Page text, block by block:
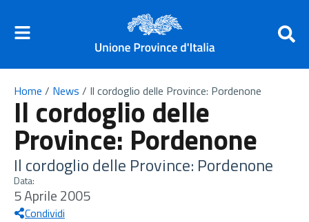
Home / News / Il cordoglio delle Province: Pordenone
Il cordoglio delle
Province: Pordenone
Il cordoglio delle Province: Pordenone
Data:
5 Aprile 2005
Condividi